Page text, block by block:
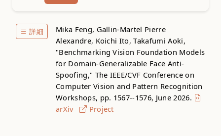
詳細
Mika Feng, Gallin-Martel Pierre
Alexandre, Koichi Ito, Takafumi Aoki,
"Benchmarking Vision Foundation Models
for Domain-Generalizable Face Anti-
Spoofing," The IEEE/CVF Conference on
Computer Vision and Pattern Recognition
Workshops, pp. 1567--1576, June 2026.
arXiv
Project